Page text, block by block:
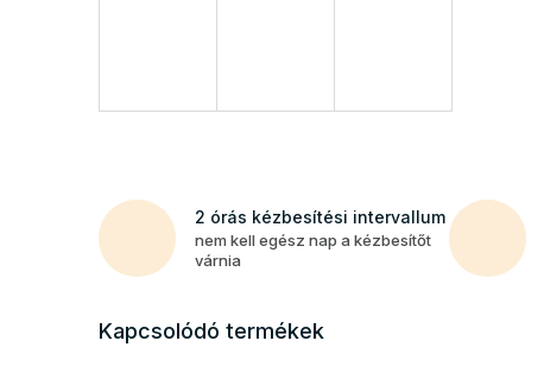
2 órás kézbesítési intervallum
nem kell egész nap a kézbesítőt
várnia
Kapcsolódó termékek